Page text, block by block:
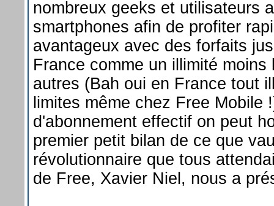
nombreux geeks et utilisateurs
smartphones afin de profiter
avantageux avec des forfaits
France comme un illimité moins
autres (Bah oui en France tout
limites même chez Free Mobile
d'abonnement effectif on peut
premier petit bilan de ce que
révolutionnaire que tous
de Free, Xavier Niel, nous a